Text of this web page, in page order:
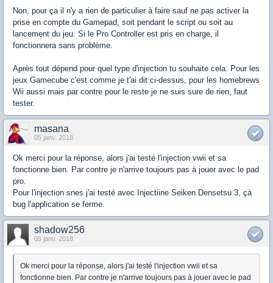
Non, pour ça il n'y a rien de particulier à faire sauf ne pas activer la
prise en compte du Gamepad, soit pendant le script ou soit au
lancement du jeu. Si le Pro Controller est pris en charge, il
fonctionnera sans problème.
Après tout dépend pour quel type d'injection tu souhaite cela. Pour les
jeux Gamecube c'est comme je t'ai dit ci-dessus, pour les homebrews
Wii aussi mais par contre pour le reste je ne suis sure de rien, faut
tester.
masana
05 janv. 2018
Ok merci pour la réponse, alors j'ai testé l'injection vwii et sa
fonctionne bien. Par contre je n'arrive toujours pas à jouer avec le pad
pro.
Pour l'injection snes j'ai testé avec Injectiine Seiken Densetsu 3, çà
bug l'application se ferme.
shadow256
05 janv. 2018
Ok merci pour la réponse, alors j'ai testé l'injection vwii et sa
fonctionne bien. Par contre je n'arrive toujours pas à jouer avec le pad